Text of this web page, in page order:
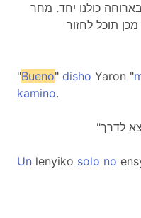
כולנו יחד. מחר
תוכל לחזור
"Bueno" disho Yaron "
kamino.
Un lenyiko solo no